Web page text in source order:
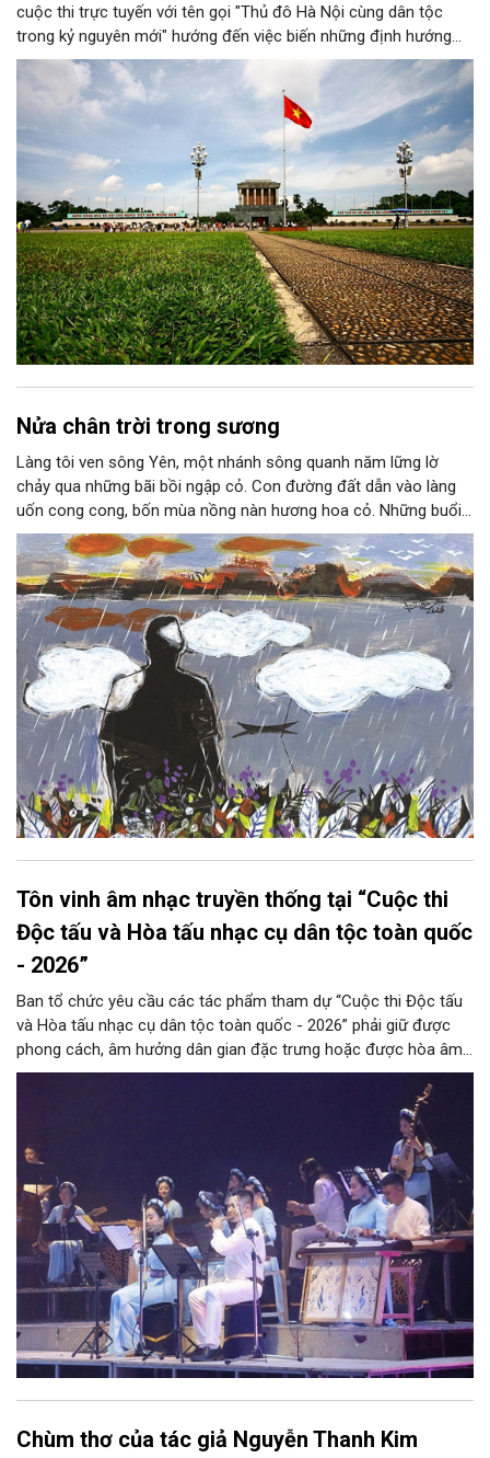
cuộc thi trực tuyến với tên gọi "Thủ đô Hà Nội cùng dân tộc
trong kỷ nguyên mới" hướng đến việc biến những định hướng
chiến lược trong Nghị quyết số 02-NQ/TW của Bộ Chính trị
thành niềm tin, thành nhận thức chung của mỗi người dân.
Nửa chân trời trong sương
Làng tôi ven sông Yên, một nhánh sông quanh năm lững lờ
chảy qua những bãi bồi ngập cỏ. Con đường đất dẫn vào làng
uốn cong cong, bốn mùa nồng nàn hương hoa cỏ. Những buổi
hoàng hôn, khi nắng đã dịu xuống phía cuối sông, đám hoa tím
lại thẫm màu như có ai vừa rắc lên một lớp khói.
Tôn vinh âm nhạc truyền thống tại “Cuộc thi
Độc tấu và Hòa tấu nhạc cụ dân tộc toàn quốc
- 2026”
Ban tổ chức yêu cầu các tác phẩm tham dự “Cuộc thi Độc tấu
và Hòa tấu nhạc cụ dân tộc toàn quốc - 2026” phải giữ được
phong cách, âm hưởng dân gian đặc trưng hoặc được hòa âm,
phối khí mới trên nền tảng làn điệu âm nhạc truyền thống Việt
Nam, đồng thời phải được trình diễn trực tiếp bằng nhạc cụ dân
Chùm thơ của tác giả Nguyễn Thanh Kim